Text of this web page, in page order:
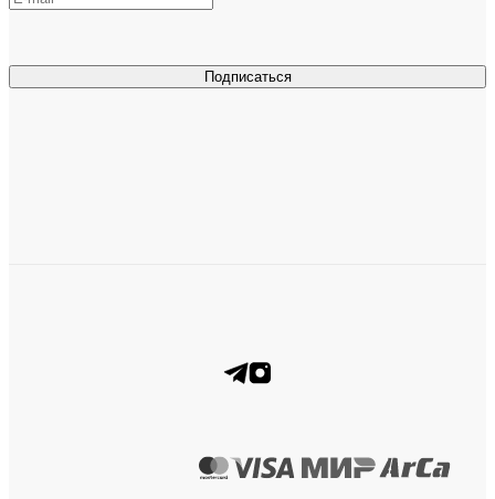
Подписаться